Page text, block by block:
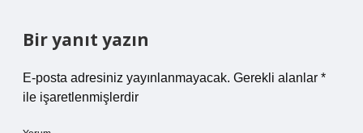
Bir yanıt yazın
E-posta adresiniz yayınlanmayacak. Gerekli alanlar *
ile işaretlenmişlerdir